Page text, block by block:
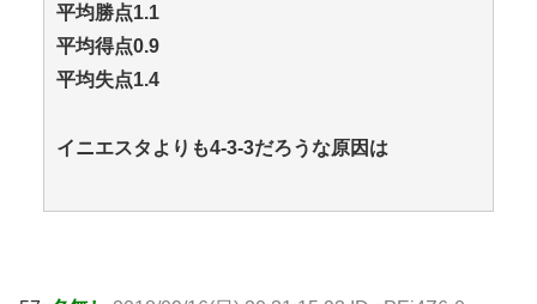
平均勝点1.1
平均得点0.9
平均失点1.4
イニエスタよりも4-3-3だろうな原因は